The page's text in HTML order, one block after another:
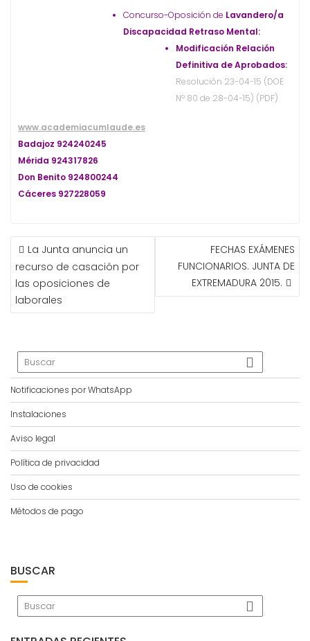
Concurso-Oposición de Lavandero/a
Discapacidad Retraso Mental:
Modificación Relación
Definitiva de Aprobados:
Resolución 23-04-15 (DOE
Nº 80 de 28-04-15) (PDF)
www.academiacumlaude.es
Badajoz 924240245
Mérida 924317826
Don Benito 924800244
Cáceres 927228059
NAVEGACIÓN
DE
ENTRADAS
La Junta anuncia un
recurso de casación por
las oposiciones de
laborales
FECHAS EXÁMENES
FUNCIONARIOS. JUNTA DE
EXTREMADURA 2015.
Notificaciones por WhatsApp
Instalaciones
Aviso legal
Política de privacidad
Uso de cookies
Métodos de pago
BUSCAR